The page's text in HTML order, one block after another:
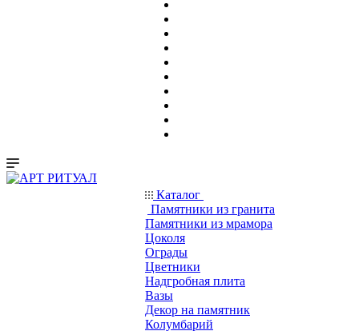
Каталог
Памятники из гранита
Памятники из мрамора
Цоколя
Ограды
Цветники
Надгробная плита
Вазы
Декор на памятник
Колумбарий